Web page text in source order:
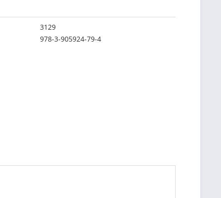
3129
978-3-905924-79-4